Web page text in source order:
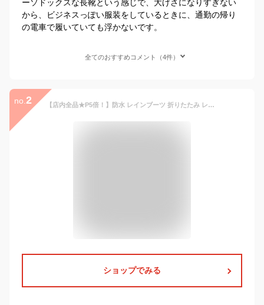
ーソドックスな長靴という感じで、大げさになりすぎない
から、ビジネスっぽい服装をしているときに、通勤の帰り
の電車で履いていても浮かないです。
全てのおすすめコメント（4件）
no. 2 【店内全品★P5倍！】防水 レインブーツ 折りたたみ レディース おしゃれ ロング 丈 ラバー 長靴 軽量 柔らかい きれいめ 雨 雪 滑りにくい マット ストライプ 無地 持ち運び 収納 袋付き 雨靴 園芸 ブーツ 作業 黒 茶 赤 TODOS トドス TO-079|slz|
ショップでみる